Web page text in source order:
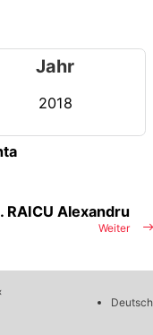
Jahr
2018
Weiter
RAICU Alexandru
Deutsch